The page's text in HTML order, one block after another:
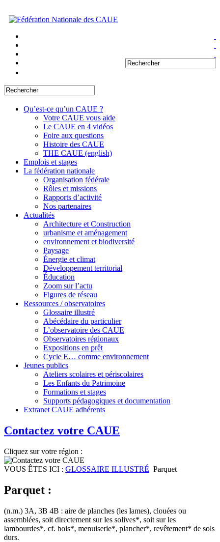
Qu’est-ce qu’un CAUE ?
Votre CAUE vous aide
Le CAUE en 4 vidéos
Foire aux questions
Histoire des CAUE
THE CAUE (english)
Emplois et stages
La fédération nationale
Organisation fédérale
Rôles et missions
Rapports d’activité
Nos partenaires
Actualités
Architecture et Construction
urbanisme et aménagement
environnement et biodiversité
Paysage
Énergie et climat
Développement territorial
Éducation
Zoom sur l’actu
Figures de réseau
Ressources / observatoires
Glossaire illustré
Abécédaire du particulier
L’observatoire des CAUE
Observatoires régionaux
Expositions en prêt
Cycle E… comme environnement
Jeunes publics
Ateliers scolaires et périscolaires
Les Enfants du Patrimoine
Formations et stages
Supports pédagogiques et documentation
Extranet CAUE adhérents
Contactez votre CAUE
Cliquez sur votre région :
VOUS ÊTES ICI : GLOSSAIRE ILLUSTRÉ Parquet
Parquet :
(n.m.) 3A, 3B 4B : aire de planches (les lames), clouées ou
assemblées, soit directement sur les solives*, soit sur les
lambourdes*. cf. bois*, menuiserie*, plancher*, revêtement* de sols
durs.